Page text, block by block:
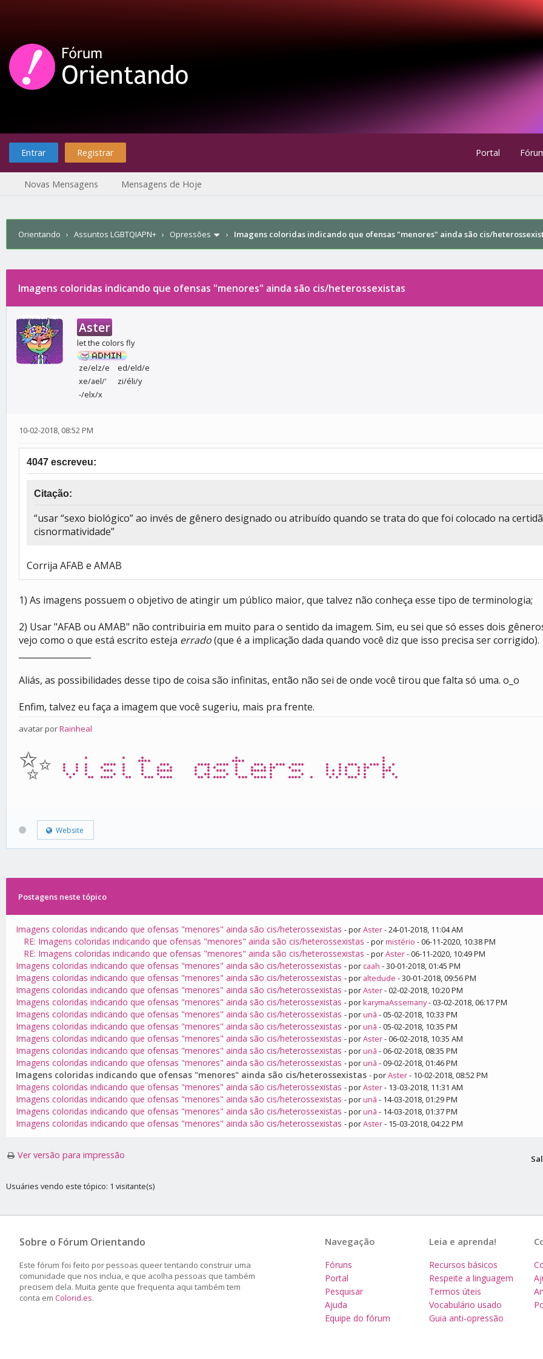
Entrar Registrar Portal
Novas Mensagens Mensagens de Hoje
Orientando › Assuntos LGBTQIAPN+ › Opressões › Imagens coloridas indicando que ofensas "menores" ainda são cis/
0 votos - 0 média
1
2
3
4
5
Imagens coloridas indicando que ofensas "menores" ainda são cis/heterossexistas
Aster
let the colors fly
ze/elz/e
ed/eld/e
xe/ael/'
zi/éli/y
-/elx/x
10-02-2018, 08:52 PM
4047 escreveu:
Citação:
“usar “sexo biológico” ao invés de gênero designado ou atribuído quando se trata do que foi colocado na
cisnormatividade”
Corrija AFAB e AMAB
1) As imagens possuem o objetivo de atingir um público maior, que talvez não conheça esse tipo de terminologia;
2) Usar "AFAB ou AMAB" não contribuiria em muito para o sentido da imagem. Sim, eu sei que só esses dois
vejo como o que está escrito esteja errado(que é a implicação dada quando você diz que isso precisa ser corrigido).
Aliás, as possibilidades desse tipo de coisa são infinitas, então não sei de onde você tirou que falta só uma. o_o
Enfim, talvez eu faça a imagem que você sugeriu, mais pra frente.
avatar porRainheal
✨ visite asters.work
Website
Postagens neste tópico
Imagens coloridas indicando que ofensas "menores" ainda são cis/heterossexistas - porAster- 24-01-2018, 11:04 AM
RE: Imagens coloridas indicando que ofensas "menores" ainda são cis/heterossexistas - pormistério - 06-11-2020, 10:38 PM
RE: Imagens coloridas indicando que ofensas "menores" ainda são cis/heterossexistas - porAster- 06-11-2020, 10:49 PM
Imagens coloridas indicando que ofensas "menores" ainda são cis/heterossexistas - por caah - 30-01-2018, 01:45 PM
Imagens coloridas indicando que ofensas "menores" ainda são cis/heterossexistas - por altedude - 30-01-2018, 09:56 PM
Imagens coloridas indicando que ofensas "menores" ainda são cis/heterossexistas - porAster- 02-02-2018, 10:20 PM
Imagens coloridas indicando que ofensas "menores" ainda são cis/heterossexistas - porkarymaAssemany- 03-02-2018, 06:17 PM
Imagens coloridas indicando que ofensas "menores" ainda são cis/heterossexistas - porunã - 05-02-2018, 10:33 PM
Imagens coloridas indicando que ofensas "menores" ainda são cis/heterossexistas - porunã - 05-02-2018, 10:35 PM
Imagens coloridas indicando que ofensas "menores" ainda são cis/heterossexistas - porAster- 06-02-2018, 10:35 AM
Imagens coloridas indicando que ofensas "menores" ainda são cis/heterossexistas - porunã - 06-02-2018, 08:35 PM
Imagens coloridas indicando que ofensas "menores" ainda são cis/heterossexistas - porunã - 09-02-2018, 01:46 PM
Imagens coloridas indicando que ofensas "menores" ainda são cis/heterossexistas - porAster- 10-02-2018, 08:52 PM
Imagens coloridas indicando que ofensas "menores" ainda são cis/heterossexistas - porAster- 13-03-2018, 11:31 AM
Imagens coloridas indicando que ofensas "menores" ainda são cis/heterossexistas - porunã - 14-03-2018, 01:29 PM
Imagens coloridas indicando que ofensas "menores" ainda são cis/heterossexistas - porunã - 14-03-2018, 01:37 PM
Imagens coloridas indicando que ofensas "menores" ainda são cis/heterossexistas - porAster- 15-03-2018, 04:22 PM
Ver versão para impressão
Usuáries vendo este tópico: 1 visitante(s)
Sobre o Fórum Orientando
Este fórum foi feito por pessoas queer tentando construir uma
comunidade que nos inclua, e que acolha pessoas que também
precisem dela. Muita gente que frequenta aqui também tem
conta em Colorid.es.
Leia e aprenda!
Recursos básicos
Respeite a linguagem
Termos úteis
Vocabulário usado
Guia anti-opressão
Navegação
Fóruns
Portal
Pesquisar
Ajuda
Equipe do fórum